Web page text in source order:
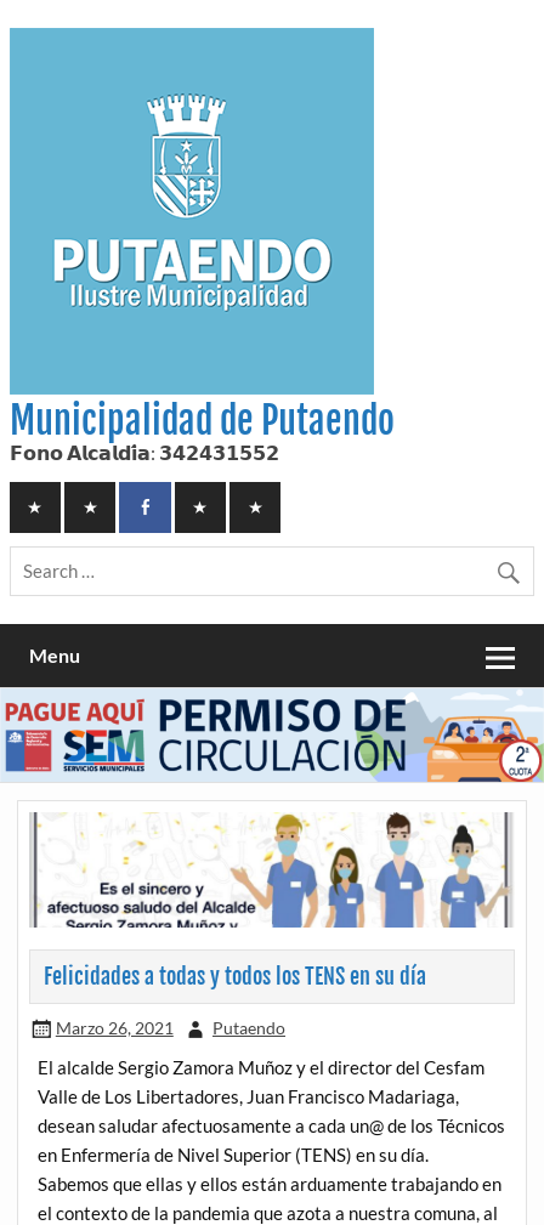
to
Municipalidad de Putaendo
𝗙𝗼𝗻𝗼 𝗔𝗹𝗰𝗮𝗹𝗱𝗶́𝗮: 𝟯𝟰𝟮𝟰𝟯𝟭𝟱𝟱𝟮
Menu
Felicidades a todas y todos los TENS en su día
Marzo 26, 2021 Putaendo
El alcalde Sergio Zamora Muñoz y el director del Cesfam
Valle de Los Libertadores, Juan Francisco Madariaga,
desean saludar afectuosamente a cada un@ de los Técnicos
en Enfermería de Nivel Superior (TENS) en su día.
Sabemos que ellas y ellos están arduamente trabajando en
el contexto de la pandemia que azota a nuestra comuna, al